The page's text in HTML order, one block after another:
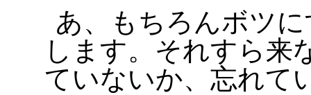
あ、もちろんボツ
します。それすら来
ていないか、忘れて